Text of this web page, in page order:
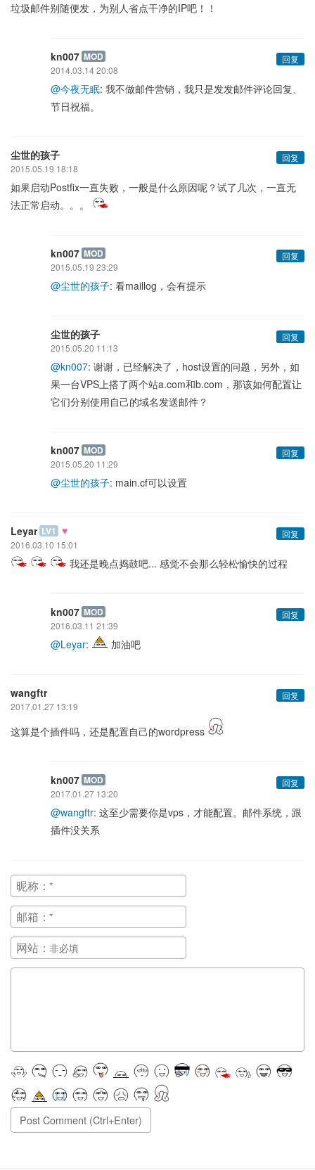
垃圾邮件别随便发，为别人省点干净的IP吧！！
kn007 MOD
回复
2014.03.14 20:08
@今夜无眠: 我不做邮件营销，我只是发发邮件评论回复、
节日祝福。
尘世的孩子
回复
2015.05.19 18:18
如果启动Postfix一直失败，一般是什么原因呢？试了几次，一直无
法正常启动。。。
kn007 MOD
回复
2015.05.19 23:29
@尘世的孩子: 看maillog，会有提示
尘世的孩子
回复
2015.05.20 11:13
@kn007: 谢谢，已经解决了，host设置的问题，另外，如
果一台VPS上搭了两个站a.com和b.com，那该如何配置让
它们分别使用自己的域名发送邮件？
kn007 MOD
回复
2015.05.20 11:29
@尘世的孩子: main.cf可以设置
Leyar LV1 ♥
回复
2016.03.10 15:01
我还是晚点捣鼓吧... 感觉不会那么轻松愉快的过程
kn007 MOD
回复
2016.03.11 21:39
@Leyar: 加油吧
wangftr
回复
2017.01.27 13:19
这算是个插件吗，还是配置自己的wordpress
kn007 MOD
回复
2017.01.27 13:20
@wangftr: 这至少需要你是vps，才能配置。邮件系统，跟
插件没关系
昵称：
邮箱：
网站：